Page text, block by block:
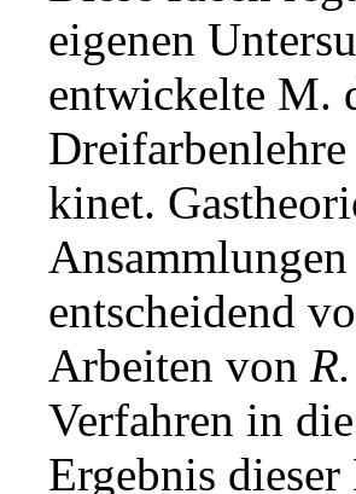
eigenen
entwickelte M.
kinet.
entscheidend
Arbeiten von
Verfahren in
Ergebnis